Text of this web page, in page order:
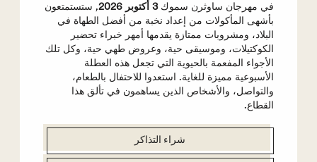
في مهرجان ساوثرن سموك3 أكتوبر 2026
, ستستمتعون
بأشهى المأكولات من إعداد نخبة من أفضل الطهاة في
البلاد، ومشروبات ممتازة يقدمها أمهر خبراء تحضير
الكوكتيلات، وموسيقى حية، وعروض طهي حية، وكل تلك
الأجواء المفعمة بالحيوية التي تجعل هذه العطلة
الأسبوعية مميزة للغاية. استعدوا للاحتفال بالطعام،
والتواصل، والأشخاص الذين يساهمون في تألق هذا
القطاع.
شراء التذاكر